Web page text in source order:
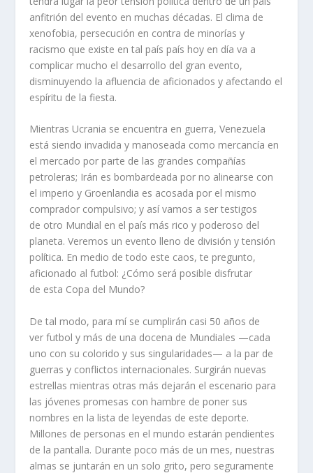
anfitrión del evento en muchas décadas. El clima de
xenofobia, persecución en contra de minorías y
racismo que existe en tal país país hoy en día va a
complicar mucho el desarrollo del gran evento,
disminuyendo la afluencia de aficionados y afectando el
espíritu de la fiesta.
Mientras Ucrania se encuentra en guerra, Venezuela
está siendo invadida y manoseada como mercancía en
el mercado por parte de las grandes compañías
petroleras; Irán es bombardeada por no alinearse con
el imperio y Groenlandia es acosada por el mismo
comprador compulsivo; y así vamos a ser testigos
de otro Mundial en el país más rico y poderoso del
planeta. Veremos un evento lleno de división y tensión
política. En medio de todo este caos, te pregunto,
aficionado al futbol: ¿Cómo será posible disfrutar
de esta Copa del Mundo?
De tal modo, para mí se cumplirán casi 50 años de
ver futbol y más de una docena de Mundiales —cada
uno con su colorido y sus singularidades— a la par de
guerras y conflictos internacionales. Surgirán nuevas
estrellas mientras otras más dejarán el escenario para
las jóvenes promesas con hambre de poner sus
nombres en la lista de leyendas de este deporte.
Millones de personas en el mundo estarán pendientes
de la pantalla. Durante poco más de un mes, nuestras
almas se juntarán en un solo grito, pero seguramente